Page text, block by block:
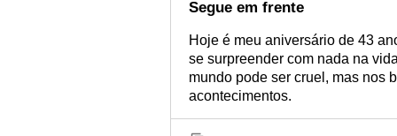
Segue em frente
Hoje é meu aniversário de 43
se surpreender com nada na
mundo pode ser cruel, mas nos
acontecimentos.